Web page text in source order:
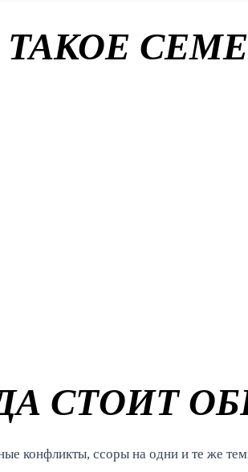
ТАКОЕ
СТОИТ
конфликты, ссоры на одни и те же